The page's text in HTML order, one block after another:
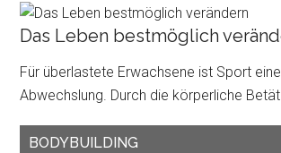
Das Leben bestmöglich
Für überlastete Erwachsene ist Sport
Abwechslung. Durch die körperliche
BODYBUILDING